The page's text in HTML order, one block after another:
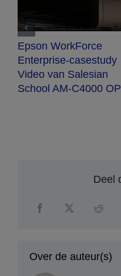
OP
Sneller wrappen,
foutloos
Epson SC-
innovatie helpt
Deel
Over de auteur(s)